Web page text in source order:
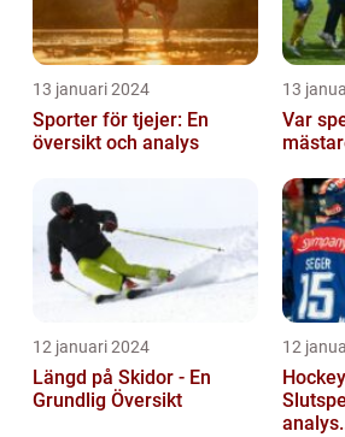
13 januari 2024
Sporter för tjejer: En
översikt och analys
13
Var
12 januari 2024
Längd på Skidor - En
Grundlig Översikt
12